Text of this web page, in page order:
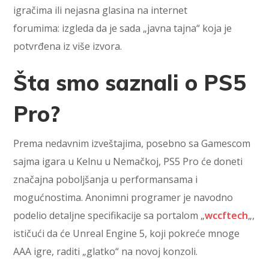
igračima ili nejasna glasina na internet
forumima: izgleda da je sada „javna tajna“ koja je
potvrđena iz više izvora.
Šta smo saznali o PS5
Pro?
Prema nedavnim izveštajima, posebno sa Gamescom
sajma igara u Kelnu u Nemačkoj, PS5 Pro će doneti
značajna poboljšanja u performansama i
mogućnostima. Anonimni programer je navodno
podelio detaljne specifikacije sa portalom „wccftech„,
ističući da će Unreal Engine 5, koji pokreće mnoge
AAA igre, raditi „glatko“ na novoj konzoli.